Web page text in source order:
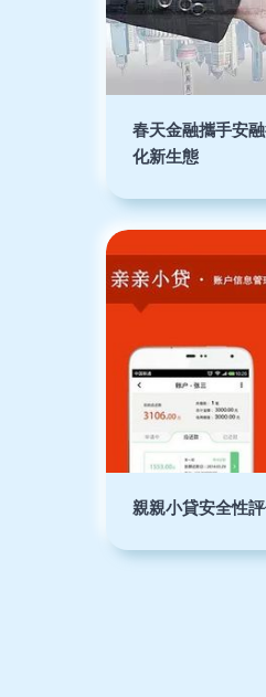
春天金融攜手安
化新生態
親親小貸安全性